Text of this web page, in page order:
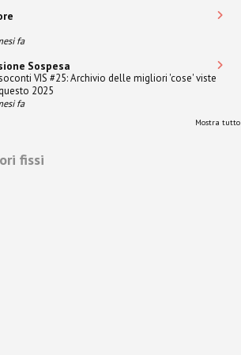
fa
Sospesa
VIS #25: Archivio delle migliori 'cose' viste
2025
fa
Mostra tutto
fissi